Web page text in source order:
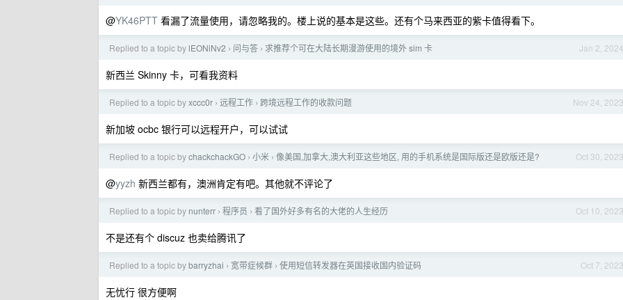
@YK46PTT 看漏了流量使用，请忽略我的。楼上说的基本是这些。还有个马来西亚的紫卡值得看下。
Jan 2, 2024
Replied to a topic by lEONiNv2 › 问与答 › 求推荐个可在大陆长期漫游使用的境外 sim 卡
新西兰 Skinny 卡，可看我资料
Nov 24, 2023
Replied to a topic byxccc0r › 远程工作 › 跨境远程工作的收款问题
新加坡 ocbc 银行可以远程开户，可以试试
Oct 30, 2023
Replied to a topic bychackchackGO › 小米 › 像美国,加拿大,澳大利亚这些地区, 用的手机系统是国际版还是欧版还是?
@yyzh 新西兰都有，澳洲肯定有吧。其他就不评论了
Oct 10, 2023
Replied to a topic by nunterr › 程序员 › 看了国外好多有名的大佬的人生经历
不是还有个 discuz 也卖给腾讯了
Oct 7, 2023
Replied to a topic bybarryzhai › 宽带症候群 › 使用短信转发器在英国接收国内验证码
无忧行 很方便啊